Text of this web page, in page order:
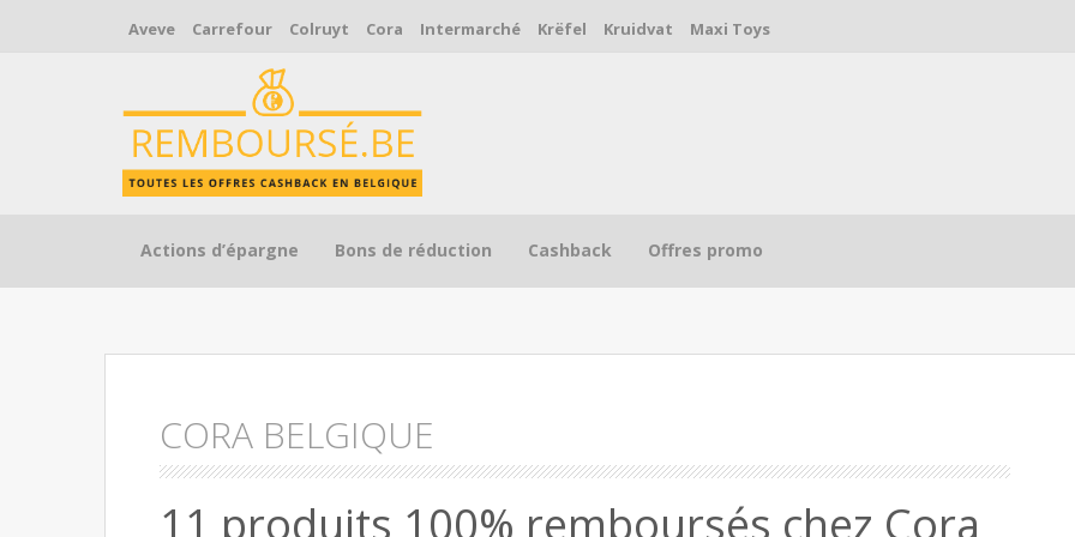
Aveve Carrefour Colruyt Cora Intermarché Krëfel Kruidvat Maxi Toys
Skip to content
Actions d’épargne Bons de réduction Cashback Offres promo
CORA BELGIQUE
11 produits 100% remboursés chez Cora